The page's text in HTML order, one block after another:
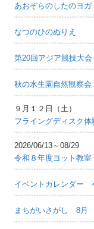
あおぞらのしたのヨ
なつのひのぬりえ
第20回アジア競技大会
秋の水生園自然観察会
９月１２日（土）
フライングディスク体
2026/06/13～08/29
令和８年度ヨット教室
イベントカレンダー
まちがいさがし 8月